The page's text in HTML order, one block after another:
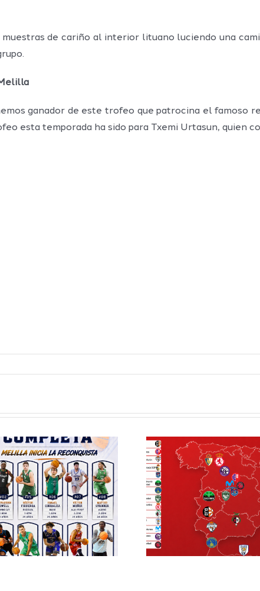
de cariño al interior lituano luciendo una
ganador de este trofeo que patrocina el famoso
esta temporada ha sido para Txemi Urtasun, quien
Definidos el
grupo de
Segunda FEB y
la Copa España
FEB para el
Melilla Ciudad
del Deporte
Staff